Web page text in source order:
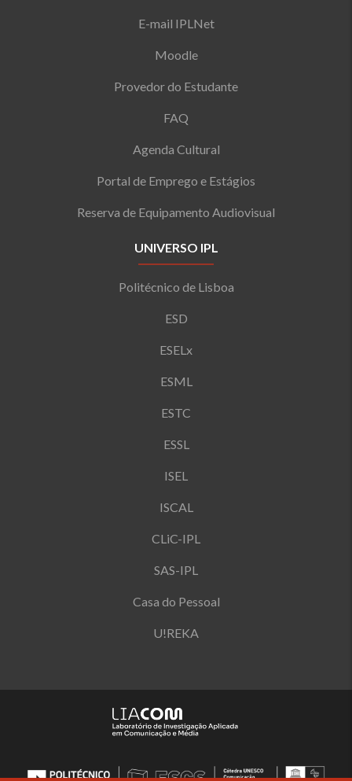
E-mail IPLNet
Moodle
Provedor do Estudante
FAQ
Agenda Cultural
Portal de Emprego e Estágios
Reserva de Equipamento Audiovisual
UNIVERSO IPL
Politécnico de Lisboa
ESD
ESELx
ESML
ESTC
ESSL
ISEL
ISCAL
CLiC-IPL
SAS-IPL
Casa do Pessoal
U!REKA